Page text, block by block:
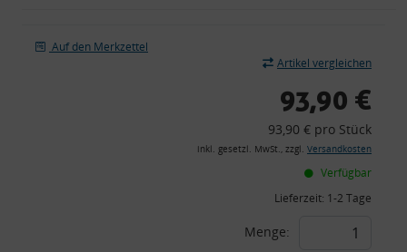
Auf den Merkzettel
Artikel vergleichen
93,90 €
93,90 € pro Stück
inkl. gesetzl. MwSt., zzgl. Versandkosten
Verfügbar
Lieferzeit: 1-2 Tage
Menge: